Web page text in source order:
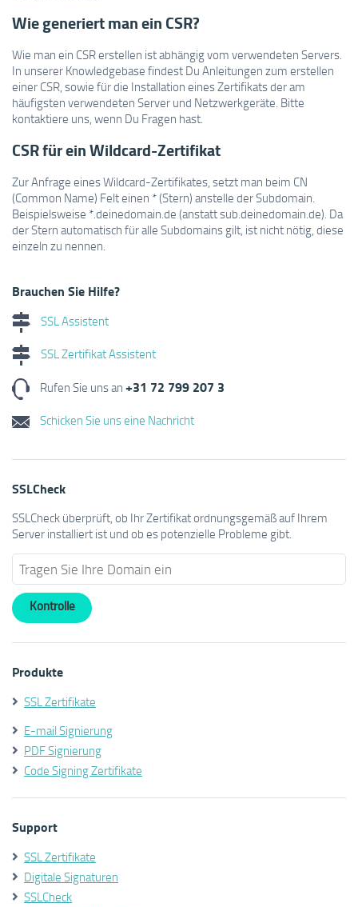
Wie generiert man ein CSR?
Wie man ein CSR erstellen ist abhängig vom verwendeten Servers.
In unserer Knowledgebase findest Du Anleitungen zum erstellen
einer CSR, sowie für die Installation eines Zertifikats der am
häufigsten verwendeten Server und Netzwerkgeräte. Bitte
kontaktiere uns, wenn Du Fragen hast.
CSR für ein Wildcard-Zertifikat
Zur Anfrage eines Wildcard-Zertifikates, setzt man beim CN
(Common Name) Felt einen * (Stern) anstelle der Subdomain.
Beispielsweise *.deinedomain.de (anstatt sub.deinedomain.de). Da
der Stern automatisch für alle Subdomains gilt, ist nicht nötig, diese
einzeln zu nennen.
Brauchen Sie Hilfe?
SSL Assistent
SSL Zertifikat Assistent
Rufen Sie uns an +31 72 799 207 3
Schicken Sie uns eine Nachricht
SSLCheck
SSLCheck überprüft, ob Ihr Zertifikat ordnungsgemäß auf Ihrem
Server installiert ist und ob es potenzielle Probleme gibt.
Produkte
SSL Zertifikate
E-mail Signierung
PDF Signierung
Code Signing Zertifikate
Support
SSL Zertifikate
Digitale Signaturen
SSLCheck